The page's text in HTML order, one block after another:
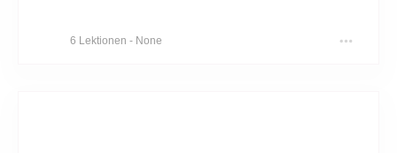
6 Lektionen - None